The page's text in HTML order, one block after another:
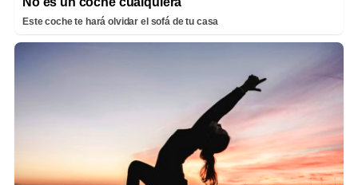
Este coche te hará olvidar el sofá de tu casa